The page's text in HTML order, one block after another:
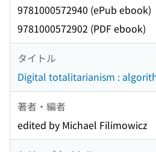
9781000572940 (ePub ebook)
9781000572902 (PDF ebook)
タイトル
Digital totalitarianism :
著者・編者
edited by Michael Filimowicz